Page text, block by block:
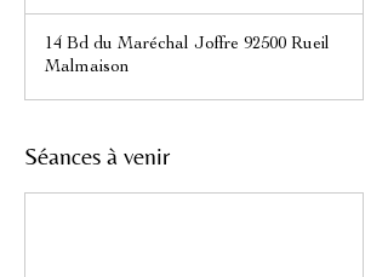
14 Bd du Maréchal Joffre 92500 Rueil
Malmaison
Séances à venir